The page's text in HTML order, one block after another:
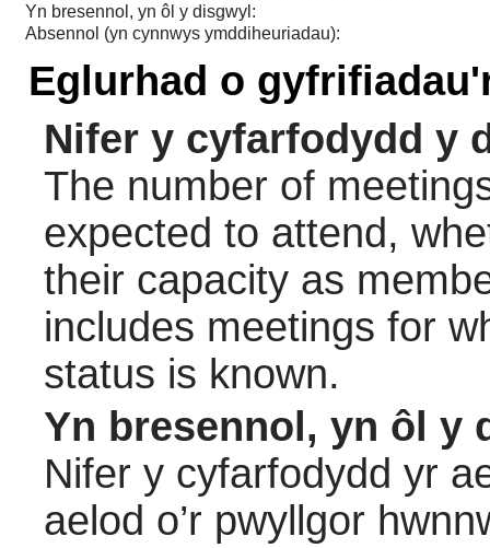
Yn bresennol, yn ôl y disgwyl:
Absennol (yn cynnwys ymddiheuriadau):
Eglurhad o
Nifer y cyfarfodydd y
The number of
expected to attend,
their capacity as
includes meetings for
status is known.
Yn bresennol, yn ôl y
Nifer y cyfarfodydd yr
aelod o’r pwyllgor